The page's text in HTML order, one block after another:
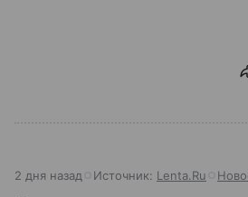
2 дня назад Источник: Lenta.Ru